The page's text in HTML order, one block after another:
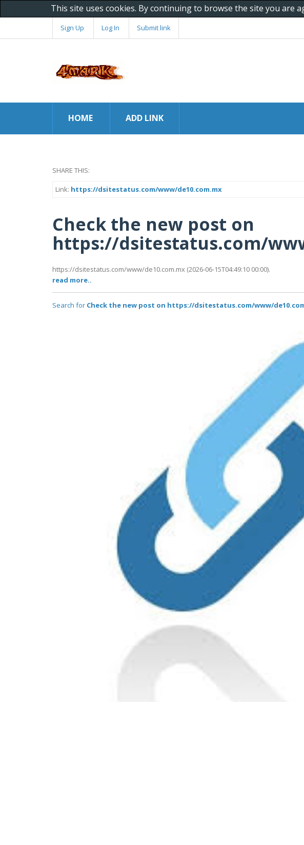
This site uses cookies. By continuing to browse the site you are
Sign Up Log In Submit link
HOME ADD LINK
SHARE THIS:
Link: https://dsitestatus.com/www/de10.com.mx
Check the new post on
https://dsitestatus.com/
https://dsitestatus.com/www/de10.com.mx (2026-06-15T04:49:10 00:00).
read more..
Search for Check the new post on https://dsitestatus.com/www/